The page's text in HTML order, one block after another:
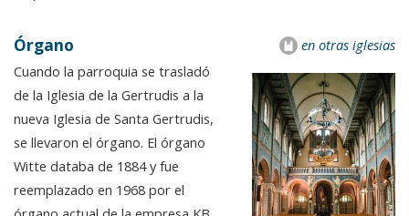
en otras iglesias
Órgano
Cuando la parroquia se trasladó
de la Iglesia de la Gertrudis a la
nueva Iglesia de Santa Gertrudis,
se llevaron el órgano. El órgano
Witte databa de 1884 y fue
reemplazado en 1968 por el